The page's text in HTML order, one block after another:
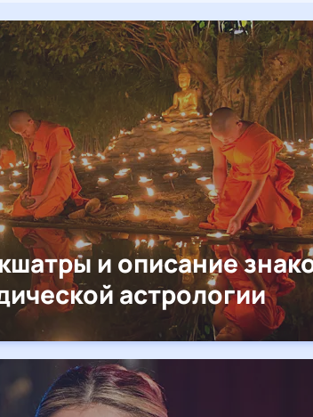
и описание
астрологии